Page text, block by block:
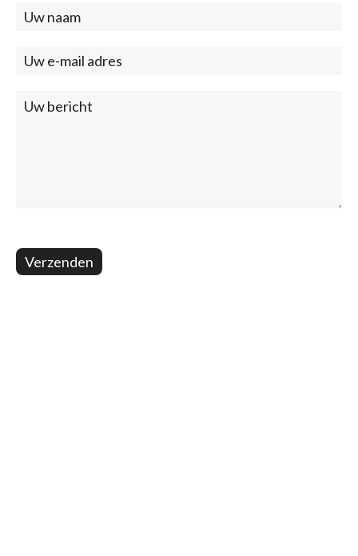
Contact
Verzenden